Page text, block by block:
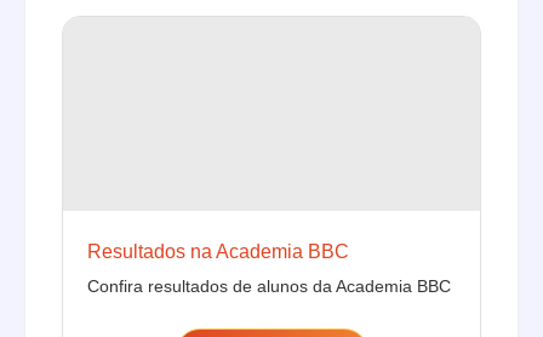
Resultados na Academia BBC
Confira resultados de alunos da Academia BBC